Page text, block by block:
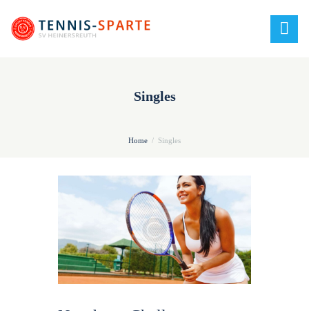
Singles
Home Singles